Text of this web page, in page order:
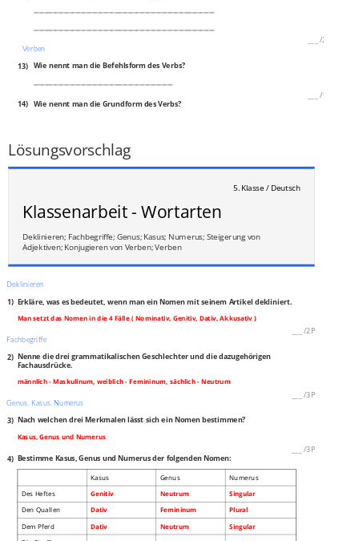
/2P
Verben
13) Wie nennt man die Befehlsform des Verbs?
/1P
14) Wie nennt man die Grundform des Verbs?
Lösungsvorschlag
5. Klasse / Deutsch
Klassenarbeit - Wortarten
Deklinieren; Fachbegriffe; Genus; Kasus; Numerus; Steigerung von
Adjektiven; Konjugieren von Verben; Verben
Deklinieren
1) Erkläre, was es bedeutet, wenn man ein Nomen mit seinem Artikel dekliniert.
Man setzt das Nomen in die 4 Fälle ( Nominativ, Genitiv, Dativ, Akkusativ )
/2P
Fachbegriffe
2) Nenne die drei grammatikalischen Geschlechter und die dazugehörigen
Fachausdrücke.
männlich - Maskulinum, weiblich - Femininum, sächlich - Neutrum
/3P
Genus, Kasus, Numerus
3) Nach welchen drei Merkmalen lässt sich ein Nomen bestimmen?
Kasus, Genus und Numerus
/3P
4) Bestimme Kasus, Genus und Numerus der folgenden Nomen:
Kasus Genus Numerus
Des Heftes Genitiv Neutrum
Singular
Den Quallen
Dativ Femininum
Plural
Dem Pferd
Dativ Neutrum
Singular